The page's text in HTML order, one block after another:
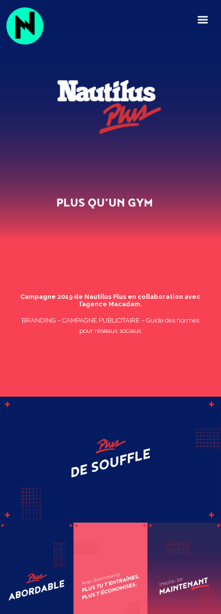
Campagne 2019 de Nautilus Plus en collaboration avec
l’agence Macadam.
BRANDING – CAMPAGNE PUBLICITAIRE – Guide des normes
pour réseaux sociaux